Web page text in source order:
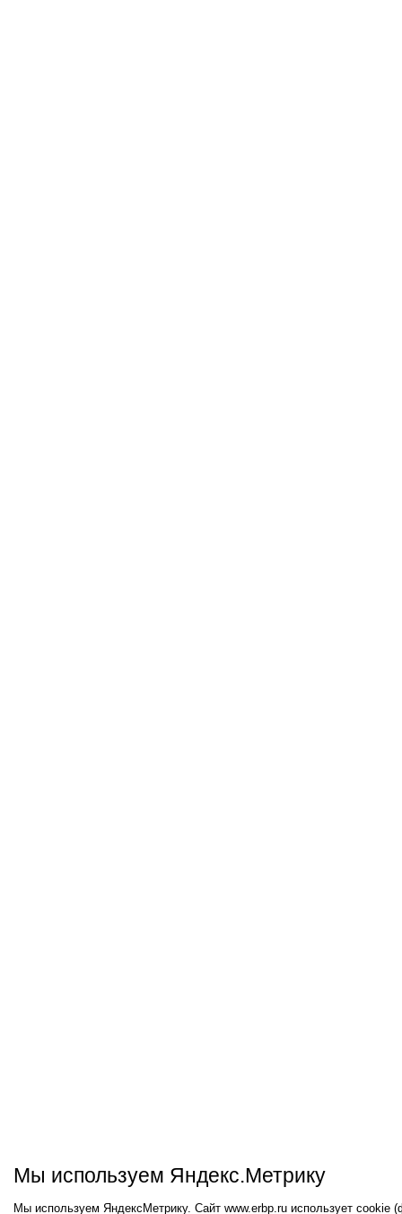
Мы используем Яндекс.Метрику
Мы используем ЯндексМетрику. Сайт www.erbp.ru использует